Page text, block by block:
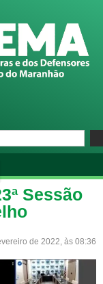
Sessão
de 2022, às 08:36